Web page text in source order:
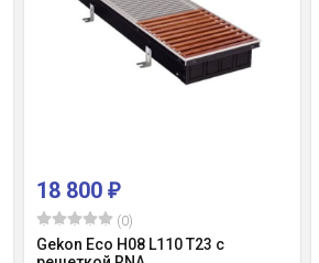
18 800 ₽
(0)
Gekon Eco H08 L110 T23 с